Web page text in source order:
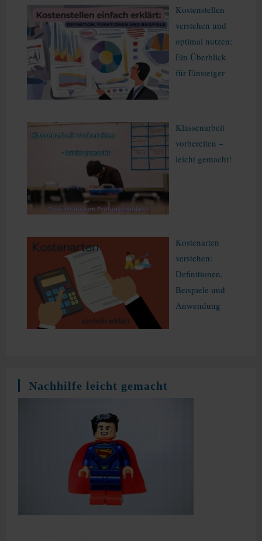
Kostenstellen
verstehen und
optimal nutzen:
Ein Überblick
für Einsteiger
Klassenarbeit
vorbereiten –
leicht gemacht!
Kostenarten
verstehen:
Definitionen,
Beispiele und
Anwendung
Nachhilfe leicht gemacht